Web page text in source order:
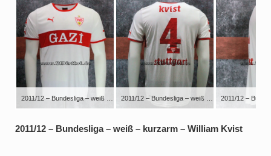
2011/12 – Bundesliga – weiß – kurzarm – William Kvist